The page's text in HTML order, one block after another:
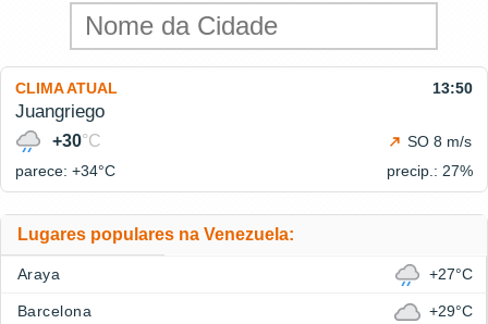
CLIMA ATUAL 13:50
Juangriego
+30°C
SO 8 m/s
parece: +34°C precip.: 27%
Lugares populares na Venezuela:
Araya +27°C
Barcelona +29°C